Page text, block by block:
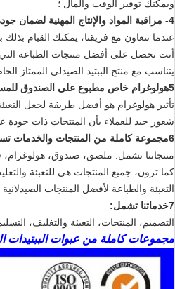
ويمكنك توفير الوقت والمال ؛
4- مراقبة المواد والإنتاج المهنية لضمان جودة عالية
عندما تتعاون مع فريقنا، يمكنك القيام بذلك
أنت تحصل على أفضل منتجات الطباعة
يتناسب مع منتج الببتيد الصيدلي الممتاز
5هولوغرام خاص مطبوع على الصندوق للمساعدة في كسب السوق
تأثير هولوغرام هو أفضل طريقة لجعل
شعور جيد للعملاء بأن المنتجات ذات جودة
6مجموعة كاملة من المنتجات والخدمات تساعد العملاء على توفير الوقت والمال
منتجاتنا تشمل: ملصق، صندوق،
كما ترون، جميع المنتجات هي للتعبئة
التعبئة والطباعة لأفضل المنتجات الصيدلانية
7خدماتنا تشمل:
التصميم، المنتجات، التعبئة والتغليف،
مجموعات كاملة من عبوات الببتيدات